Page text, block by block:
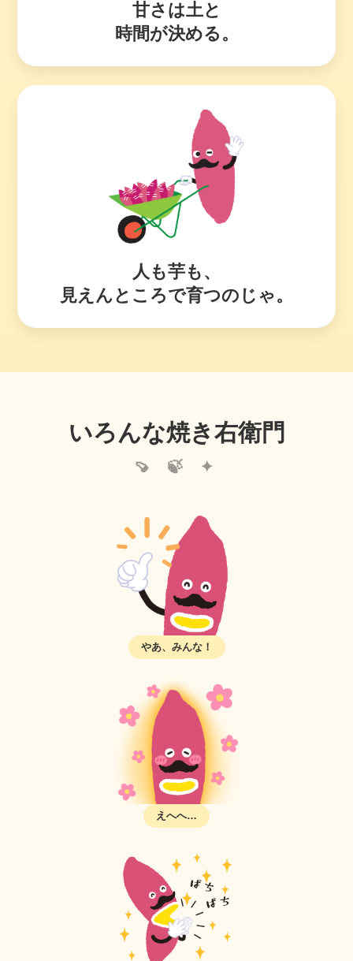
甘さは土と
時間が決める。
人も芋も、
見えんところで育つのじゃ。
いろんな焼き右衛門
やあ、みんな！
えへへ…